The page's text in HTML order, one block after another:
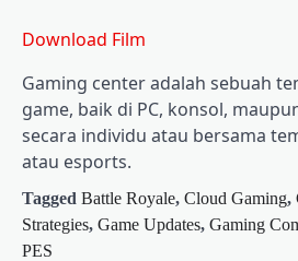
Download Film
Gaming center adalah sebuah
game, baik di PC, konsol,
secara individu atau bersama
atau esports.
Tagged Battle Royale, Cloud Gaming,
Strategies, Game Updates, Gaming
PES